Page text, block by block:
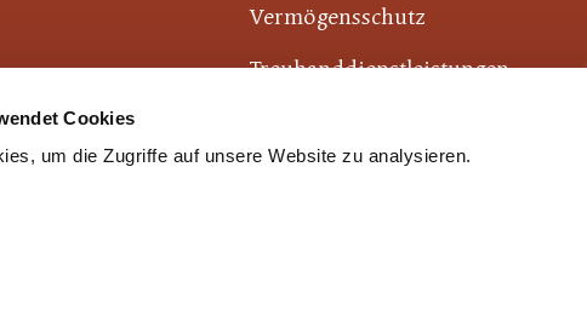
Cookies
um die Zugriffe auf unsere Website zu analysieren.
Vermögensschutz
Treuhanddienstleistungen